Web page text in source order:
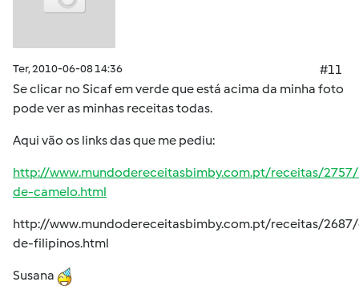
Ter, 2010-06-08 14:36
#11
Se clicar no Sicaf em verde que está acima da minha foto
pode ver as minhas receitas todas.
Aqui vão os links das que me pediu:
http://www.mundodereceitasbimby.com.pt/receitas/
de-camelo.html
http://www.mundodereceitasbimby.com.pt/receitas/
de-filipinos.html
Susana